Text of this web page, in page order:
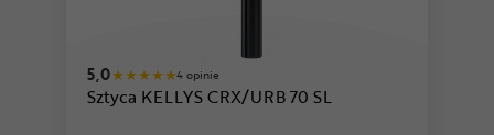
5,0 4 opinie
Sztyca KELLYS CRX/URB 70 SL